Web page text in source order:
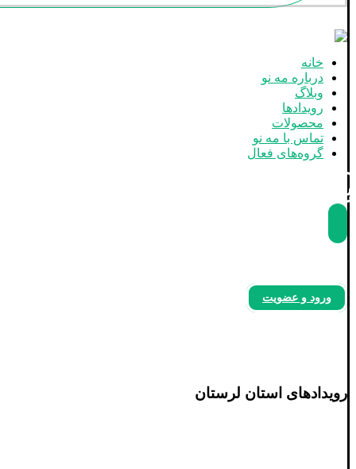
خانه
درباره مه نو
وبلاگ
رویدادها
محصولات
تماس با مه نو
گروه‌های فعال
بله
ورود و عضویت
رویدادهای استان لرستان